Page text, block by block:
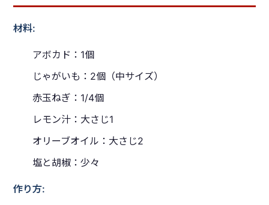
材料:
アボカド：1個
じゃがいも：2個（中サイズ）
赤玉ねぎ：1/4個
レモン汁：大さじ1
オリーブオイル：大さじ2
塩と胡椒：少々
作り方: